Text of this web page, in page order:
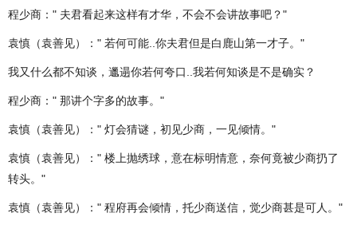
程少商：" 夫君看起来这样有才华，不会不会讲故事吧？"
袁慎（袁善见）：" 若何可能..你夫君但是白鹿山第一才子。"
我又什么都不知谈，邋遢你若何夸口..我若何知谈是不是确实？
程少商：" 那讲个字多的故事。"
袁慎（袁善见）：" 灯会猜谜，初见少商，一见倾情。"
袁慎（袁善见）：" 楼上抛绣球，意在标明情意，奈何竟被少商扔了
转头。"
袁慎（袁善见）：" 程府再会倾情，托少商送信，觉少商甚是可人。"